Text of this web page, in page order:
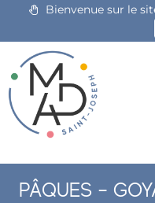
Bienvenue sur le
PÂQUES –